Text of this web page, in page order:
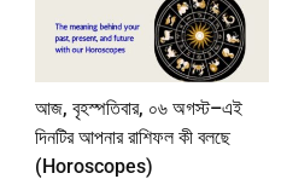
আজ, বৃহস্পতিবার, ০৬ অগস্ট–এই
দিনটির আপনার রাশিফল কী বলছে
(Horoscopes)